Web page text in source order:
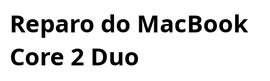
Reparo do MacBook
Core 2 Duo